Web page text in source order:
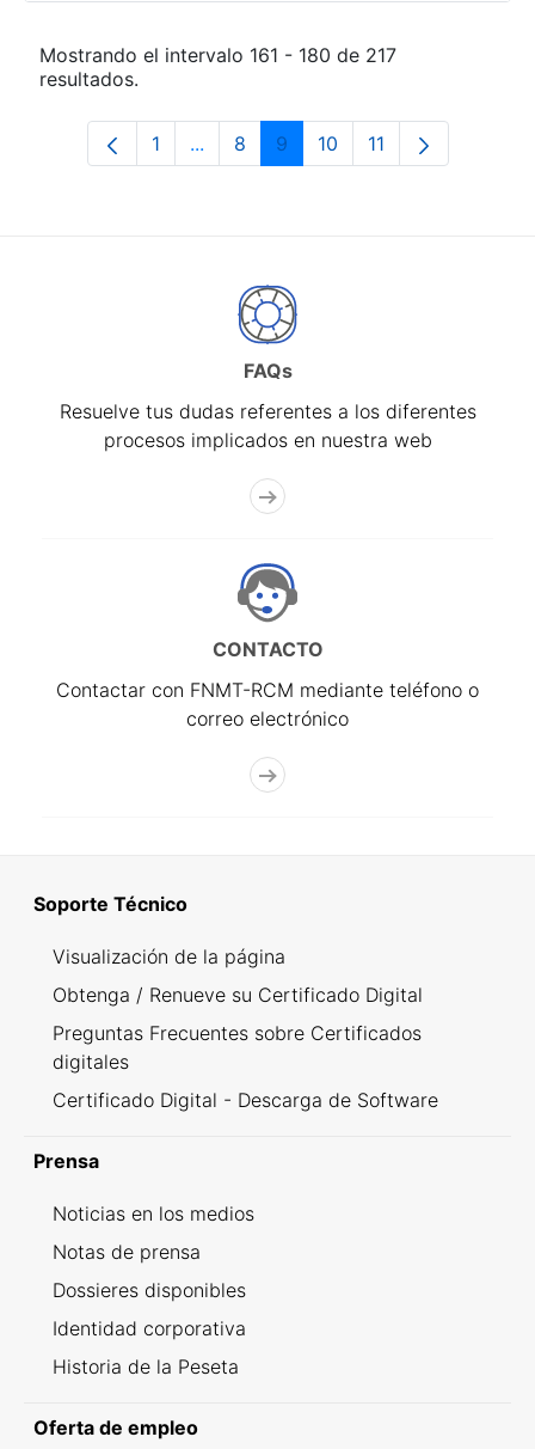
Mostrando el intervalo 161 - 180 de 217
resultados.
Página
1 ...Páginas intermedias Use TAB para
Página
8 Página
9 Página
10 Página
11
FAQs
Resuelve tus dudas referentes a los diferentes
procesos implicados en nuestra web
CONTACTO
Contactar con FNMT-RCM mediante teléfono o
correo electrónico
Soporte Técnico
Visualización de la página
Obtenga / Renueve su Certificado Digital
Preguntas Frecuentes sobre Certificados
digitales
Certificado Digital - Descarga de Software
Prensa
Noticias en los medios
Notas de prensa
Dossieres disponibles
Identidad corporativa
Historia de la Peseta
Oferta de empleo